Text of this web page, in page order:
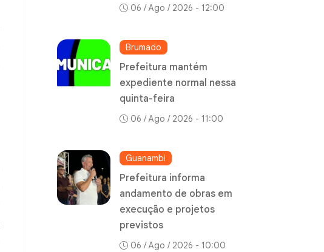
06 / Ago / 2026 - 12:00
Brumado
Prefeitura mantém
expediente normal nessa
quinta-feira
06 / Ago / 2026 - 11:00
Guanambi
Prefeitura informa
andamento de obras em
execução e projetos
previstos
06 / Ago / 2026 - 10:00